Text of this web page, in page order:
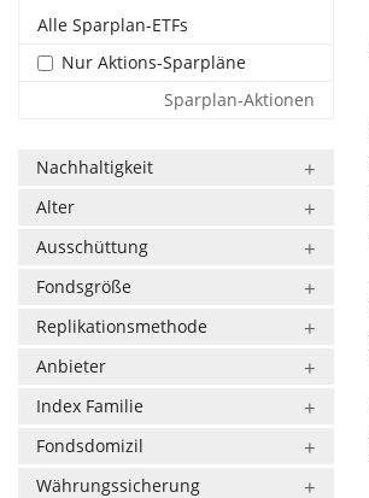
Alle Sparplan-ETFs
Nur Aktions-Sparpläne
Sparplan-Aktionen
Nachhaltigkeit
Alter
Ausschüttung
Fondsgröße
Replikationsmethode
Anbieter
Index Familie
Fondsdomizil
Währungssicherung